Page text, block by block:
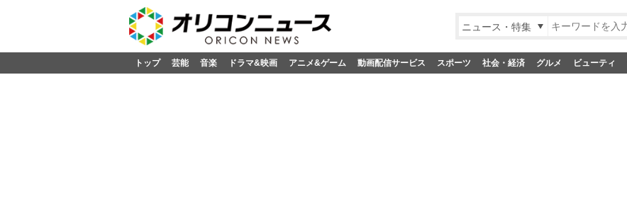
ニュース・特集
トップ 芸能 音楽 ドラマ&映画 アニメ&ゲーム 動画配信サービス スポーツ 社会・経済 グルメ ビューティ